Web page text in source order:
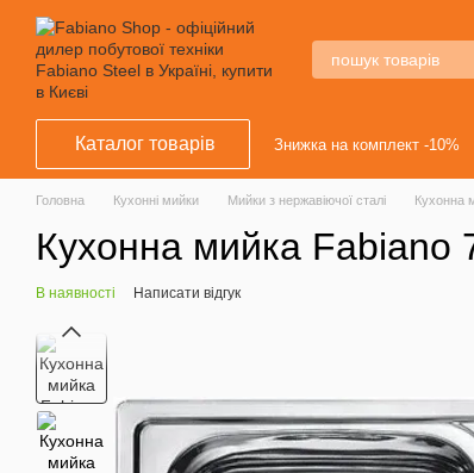
Перейти к основному контенту
Каталог товарів Знижка на комплект -10%
Головна Кухонні мийки Мийки з нержавіючої сталі Кухонна
Кухонна мийка Fabiano
В наявності Написати відгук